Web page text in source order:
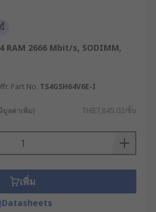
RAM 2666 Mbit/s, SODIMM,
Part No. TS4GSH64V6E-I
มูลค่าเพิ่ม) THB7,845.02/ชิ้น
เพิ่ม
Datasheets